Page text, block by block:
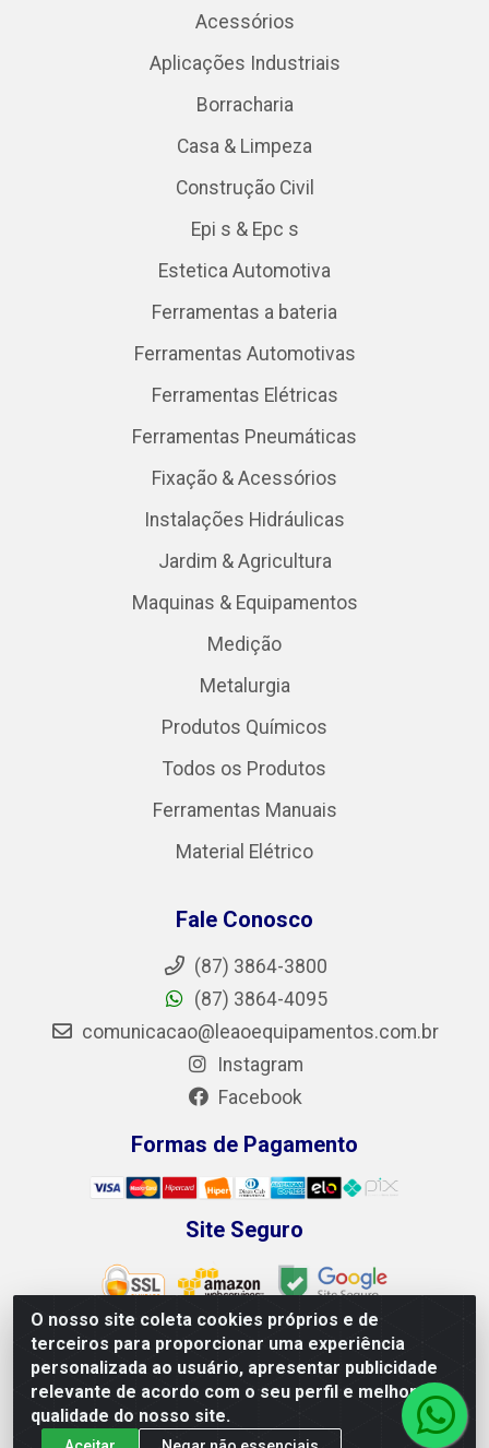
O nosso site coleta cookies próprios e de
terceiros para proporcionar uma experiência
personalizada ao usuário, apresentar publicidade
relevante de acordo com o seu perfil e melhorar a
qualidade do nosso site.
Acessórios
Aplicações Industriais
Borracharia
Casa & Limpeza
Construção Civil
Epi s & Epc s
Estetica Automotiva
Ferramentas a bateria
Ferramentas Automotivas
Ferramentas Elétricas
Ferramentas Pneumáticas
Fixação & Acessórios
Instalações Hidráulicas
Jardim & Agricultura
Maquinas & Equipamentos
Medição
Metalurgia
Produtos Químicos
Todos os Produtos
Ferramentas Manuais
Material Elétrico
Fale Conosco
(87) 3864-3800
(87) 3864-4095
comunicacao@leaoequipamentos.com.br
Instagram
Facebook
Formas de Pagamento
Site Seguro
Leão Equipamentos e Ferramentas LTDA - Rodovia BR
428, 100 - Loteamento Recife, Petrolina/PE - CEP
56.320-746 - CNPJ 04.265.871/0001-98